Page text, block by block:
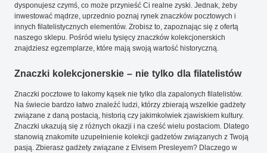
dysponujesz czymś, co może przynieść Ci realne zyski. Jednak, żeby
inwestować mądrze, uprzednio poznaj rynek znaczków pocztowych i
innych filatelistycznych elementów. Zrobisz to, zapoznając się z ofertą
naszego sklepu. Pośród wielu tysięcy znaczków kolekcjonerskich
znajdziesz egzemplarze, które mają swoją wartość historyczną.
Znaczki kolekcjonerskie – nie tylko dla filatelistów
Znaczki pocztowe to łakomy kąsek nie tylko dla zapalonych filatelistów.
Na świecie bardzo łatwo znaleźć ludzi, którzy zbierają wszelkie gadżety
związane z daną postacią, historią czy jakimkolwiek zjawiskiem kultury.
Znaczki ukazują się z różnych okazji i na cześć wielu postaciom. Dlatego
stanowią znakomite uzupełnienie kolekcji gadżetów związanych z Twoją
pasją. Zbierasz gadżety związane z Elvisem Presleyem? Dlaczego w